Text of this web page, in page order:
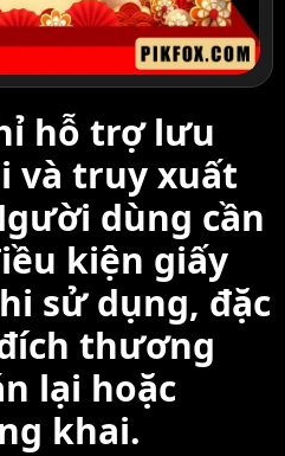
hỗ trợ lưu
và truy xuất
dùng cần
kiện giấy
sử dụng, đặc
thương
lại hoặc
khai.